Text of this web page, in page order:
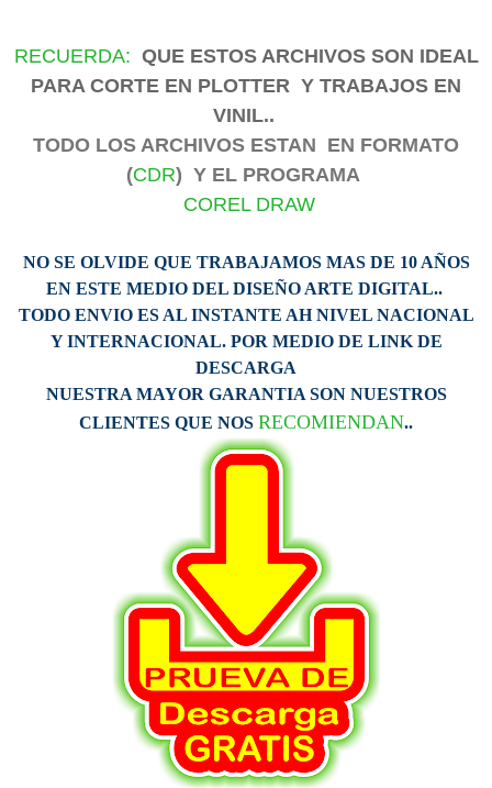
RECUERDA: QUE ESTOS ARCHIVOS SON IDEAL
PARA CORTE EN PLOTTER Y TRABAJOS EN
VINIL..
TODO LOS ARCHIVOS ESTAN EN FORMATO
(CDR) Y EL PROGRAMA
COREL DRAW
NO SE OLVIDE QUE TRABAJAMOS MAS DE 10 AÑOS
EN ESTE MEDIO DEL DISEÑO ARTE DIGITAL..
TODO ENVIO ES AL INSTANTE AH NIVEL NACIONAL
Y INTERNACIONAL. POR MEDIO DE LINK DE
DESCARGA
NUESTRA MAYOR GARANTIA SON NUESTROS
CLIENTES QUE NOS RECOMIENDAN..